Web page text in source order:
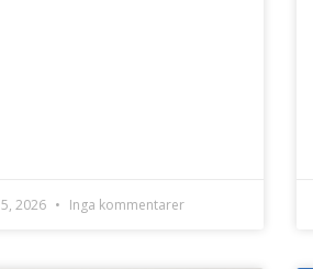
2026 Inga kommentarer